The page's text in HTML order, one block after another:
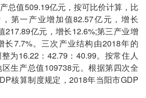
值509.19亿元，按可比价计算，比
第一产业增加值82.57亿元，增长
217.89亿元，增长12.6%;第三产业增
长7.7%。三次产业结构由2018年的
整为16.22：42.79：40.99。按常住人
生产总值109738元。根据第四次全
核算制度规定，2018年当阳市GDP